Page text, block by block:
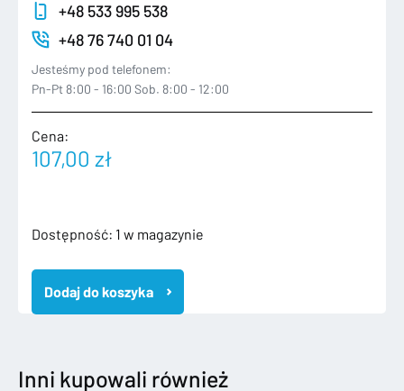
+48 533 995 538
+48 76 740 01 04
Jesteśmy pod telefonem:
Pn-Pt 8:00 - 16:00 Sob. 8:00 - 12:00
Cena:
107,00 zł
Dostępność: 1 w magazynie
ilość
LEON
LIFT
PRZEDNI
Dodaj do koszyka
Inni kupowali również